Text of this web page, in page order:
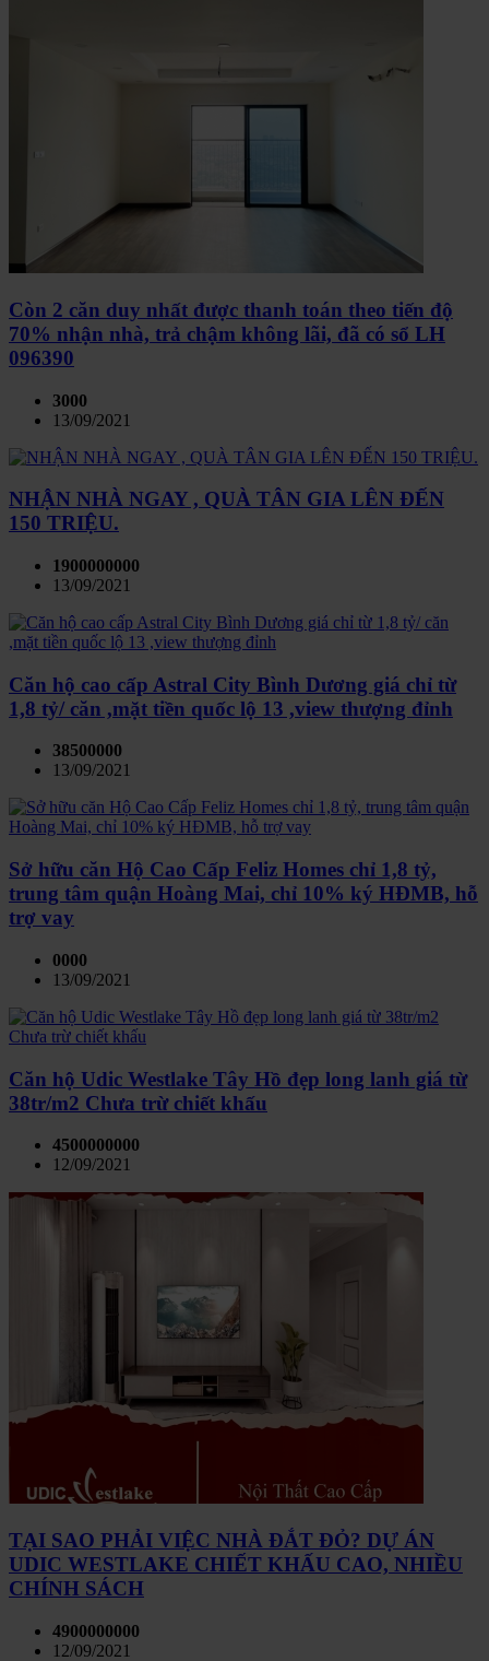
Còn 2 căn duy nhất được thanh toán theo tiến độ
70% nhận nhà, trả chậm không lãi, đã có sổ LH
096390
3000
13/09/2021
NHẬN NHÀ NGAY , QUÀ TÂN GIA LÊN ĐẾN
150 TRIỆU.
1900000000
13/09/2021
Căn hộ cao cấp Astral City Bình Dương giá chỉ từ
1,8 tỷ/ căn ,mặt tiền quốc lộ 13 ,view thượng đỉnh
38500000
13/09/2021
Sở hữu căn Hộ Cao Cấp Feliz Homes chỉ 1,8 tỷ,
trung tâm quận Hoàng Mai, chỉ 10% ký HĐMB, hỗ
trợ vay
0000
13/09/2021
Căn hộ Udic Westlake Tây Hồ đẹp long lanh giá từ
38tr/m2 Chưa trừ chiết khấu
4500000000
12/09/2021
TẠI SAO PHẢI VIỆC NHÀ ĐẮT ĐỎ? DỰ ÁN
UDIC WESTLAKE CHIẾT KHẤU CAO, NHIỀU
CHÍNH SÁCH
4900000000
12/09/2021